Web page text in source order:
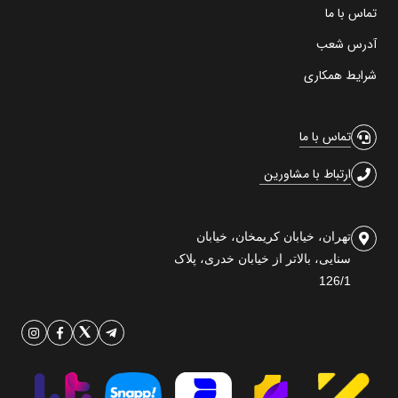
تماس با ما
آدرس شعب
شرایط همکاری
تماس با ما
ارتباط با مشاورین
تهران، خیابان کریمخان، خیابان
سنایی، بالاتر از خیابان خدری، پلاک
126/1